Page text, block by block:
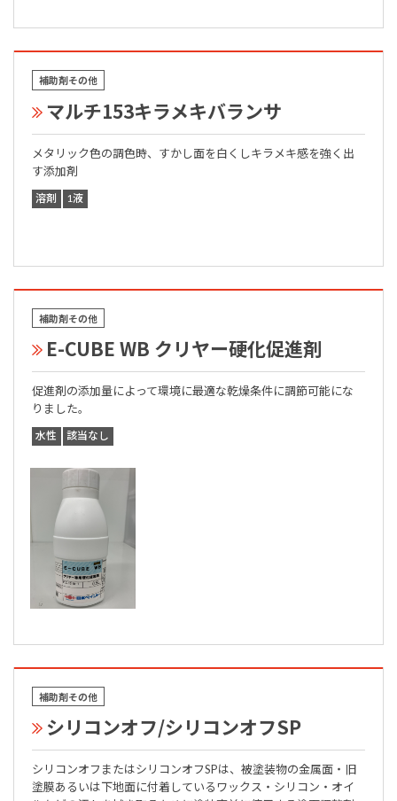
補助剤その他
マルチ153キラメキバランサ
メタリック色の調色時、すかし面を白くしキラメキ感を強く出
す添加剤
溶剤 1液
補助剤その他
E-CUBE WB クリヤー硬化促進剤
促進剤の添加量によって環境に最適な乾燥条件に調節可能にな
りました。
水性 該当なし
補助剤その他
シリコンオフ/シリコンオフSP
シリコンオフまたはシリコンオフSPは、被塗装物の金属面・旧
塗膜あるいは下地面に付着しているワックス・シリコン・オイ